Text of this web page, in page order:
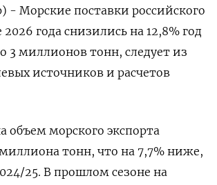
- Морские поставки российского
2026 года снизились на 12,‌8% год
3 миллионов тонн, следует из
​источников и расчетов
объем ⁠морского экспорта
тонн, что ‌на 7,7% ниже,
25. В прошлом сезоне ‌на